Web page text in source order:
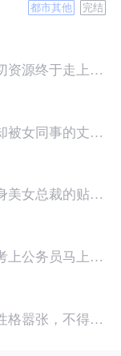
都市其他 完结
一个农村小人物，长袖善舞，利用一切资源终于走上人生巅峰
秦书凯抱着女同事的腰真做着美梦，却被女同事的丈夫发现，解释说是正常工作......被打击报复，得到漂亮女邻居的帮助，从此不断高升……
为了男人的承诺，萧晨强势回归，化身美女总裁的贴身保镖，横扫八方之敌，谱写王者传奇！
一个没有人事关系的装卸工，女朋友考上公务员马上抛弃了他，却是没有想到他也考上了公务员，奇迹般成为高官……
身世神秘的刘飞大学毕业之后，由于性格嚣张，不得不一而再再而三的面临着重重危机，受到了来自各方面的全方位打压